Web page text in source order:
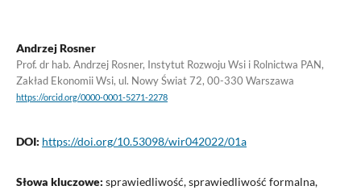
Andrzej Rosner
Prof. dr hab. Andrzej Rosner, Instytut Rozwoju Wsi i Rolnictwa PAN,
Zakład Ekonomii Wsi, ul. Nowy Świat 72, 00-330 Warszawa
https://orcid.org/0000-0001-5271-2278
DOI: https://doi.org/10.53098/wir042022/01a
Słowa kluczowe: sprawiedliwość, sprawiedliwość formalna,